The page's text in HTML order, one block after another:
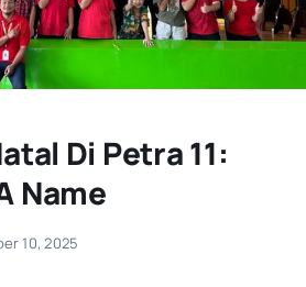
Di Petra 11:
Name
10, 2025